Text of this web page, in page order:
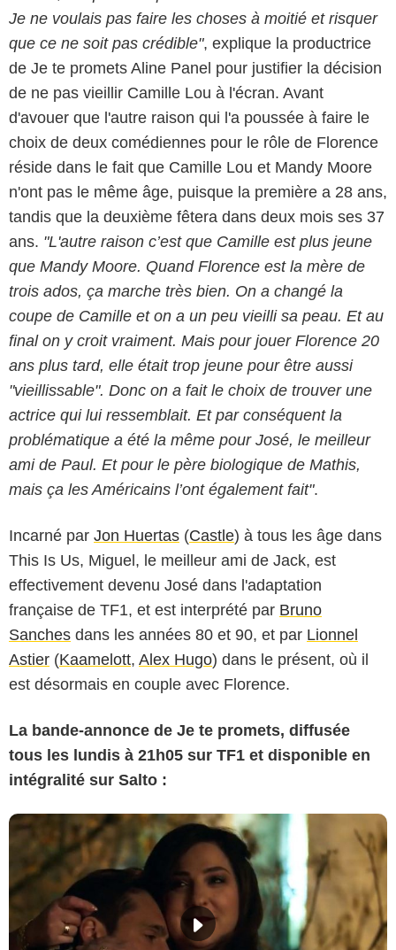
Je ne voulais pas faire les choses à moitié et risquer
que ce ne soit pas crédible", explique la productrice
de Je te promets Aline Panel pour justifier la décision
de ne pas vieillir Camille Lou à l'écran. Avant
d'avouer que l'autre raison qui l'a poussée à faire le
choix de deux comédiennes pour le rôle de Florence
réside dans le fait que Camille Lou et Mandy Moore
n'ont pas le même âge, puisque la première a 28 ans,
tandis que la deuxième fêtera dans deux mois ses 37
ans. "L'autre raison c’est que Camille est plus jeune
que Mandy Moore. Quand Florence est la mère de
trois ados, ça marche très bien. On a changé la
coupe de Camille et on a un peu vieilli sa peau. Et au
final on y croit vraiment. Mais pour jouer Florence 20
ans plus tard, elle était trop jeune pour être aussi
"vieillissable". Donc on a fait le choix de trouver une
actrice qui lui ressemblait. Et par conséquent la
problématique a été la même pour José, le meilleur
ami de Paul. Et pour le père biologique de Mathis,
mais ça les Américains l’ont également fait".
Incarné par Jon Huertas (Castle) à tous les âge dans
This Is Us, Miguel, le meilleur ami de Jack, est
effectivement devenu José dans l'adaptation
française de TF1, et est interprété par Bruno
Sanches dans les années 80 et 90, et par Lionnel
Astier (Kaamelott, Alex Hugo) dans le présent, où il
est désormais en couple avec Florence.
La bande-annonce de Je te promets, diffusée
tous les lundis à 21h05 sur TF1 et disponible en
intégralité sur Salto :